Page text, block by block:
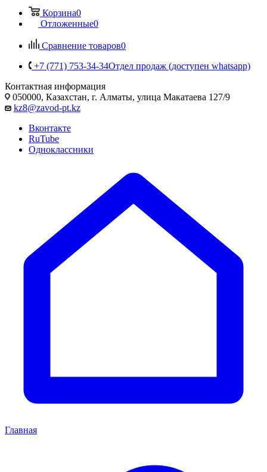
Корзина0
Отложенные0
Сравнение товаров0
+7 (771) 753-34-34Отдел продаж (доступен whatsapp)
Контактная информация
050000, Казахстан, г. Алматы, улица Макатаева 127/9
kz8@zavod-pt.kz
Вконтакте
RuTube
Одноклассники
Главная